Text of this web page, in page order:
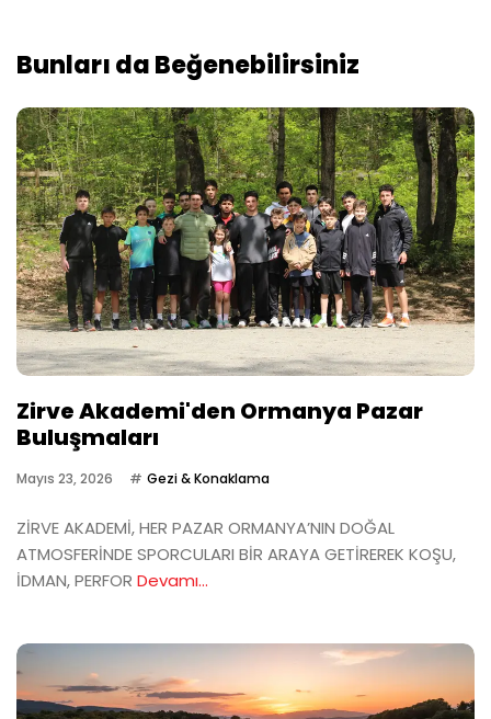
Bunları da Beğenebilirsiniz
Zirve Akademi'den Ormanya Pazar
Buluşmaları
Mayıs 23, 2026 Gezi & Konaklama
ZİRVE AKADEMİ, HER PAZAR ORMANYA’NIN DOĞAL
ATMOSFERİNDE SPORCULARI BİR ARAYA GETİREREK KOŞU,
İDMAN, PERFOR Devamı...